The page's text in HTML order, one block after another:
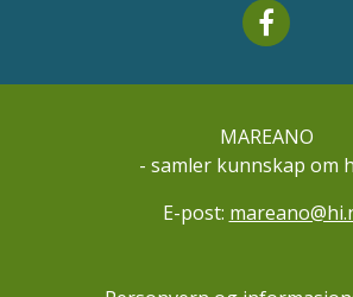
MAREANO
- samler kunnskap om
E-post: